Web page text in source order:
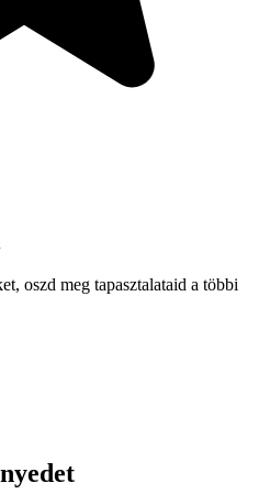
oszd meg tapasztalataid a többi